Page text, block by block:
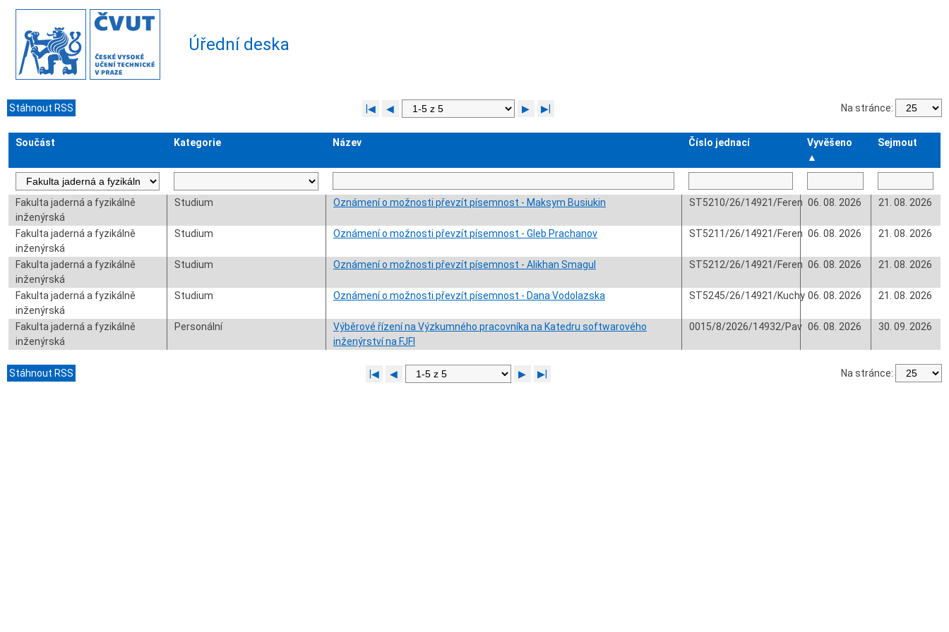
Úřední deska
Stáhnout RSS Na stránce:
|◀ ◀ ▶ ▶|
Součást Kategorie Název Číslo jednací
Vyvěšeno
▲
Sejmout
Fakulta jaderná a fyzikálně
inženýrská
Studium Oznámení o možnosti převzít písemnost - Maksym Busiukin ST5210/26/14921/Feren 06. 08. 2026 21. 08. 2026
Fakulta jaderná a fyzikálně
inženýrská
Studium Oznámení o možnosti převzít písemnost - Gleb Prachanov ST5211/26/14921/Feren 06. 08. 2026 21. 08. 2026
Fakulta jaderná a fyzikálně
inženýrská
Studium Oznámení o možnosti převzít písemnost - Alikhan Smagul ST5212/26/14921/Feren 06. 08. 2026 21. 08. 2026
Fakulta jaderná a fyzikálně
inženýrská
Studium Oznámení o možnosti převzít písemnost - Dana Vodolazska ST5245/26/14921/Kuchy 06. 08. 2026 21. 08. 2026
Fakulta jaderná a fyzikálně
inženýrská
Personální
Výběrové řízení na Výzkumného pracovníka na Katedru softwarového
inženýrství na FJFI
0015/8/2026/14932/Pav 06. 08. 2026 30. 09. 2026
Stáhnout RSS Na stránce:
|◀ ◀ ▶ ▶|